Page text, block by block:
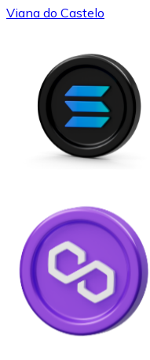
Viana do Castelo